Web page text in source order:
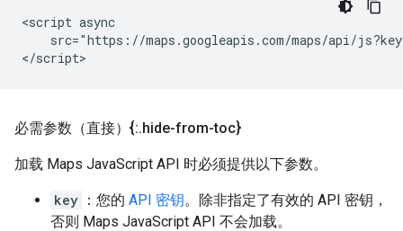
<script async
src="https://maps.googleapis.com/maps/api/
</script>
必需参数（直接）{:.hide-from-toc}
加载 Maps JavaScript API 时必须提供以下参数。
key ：您的 API 密钥。除非指定了有效的 API 密钥，
否则 Maps JavaScript API 不会加载。